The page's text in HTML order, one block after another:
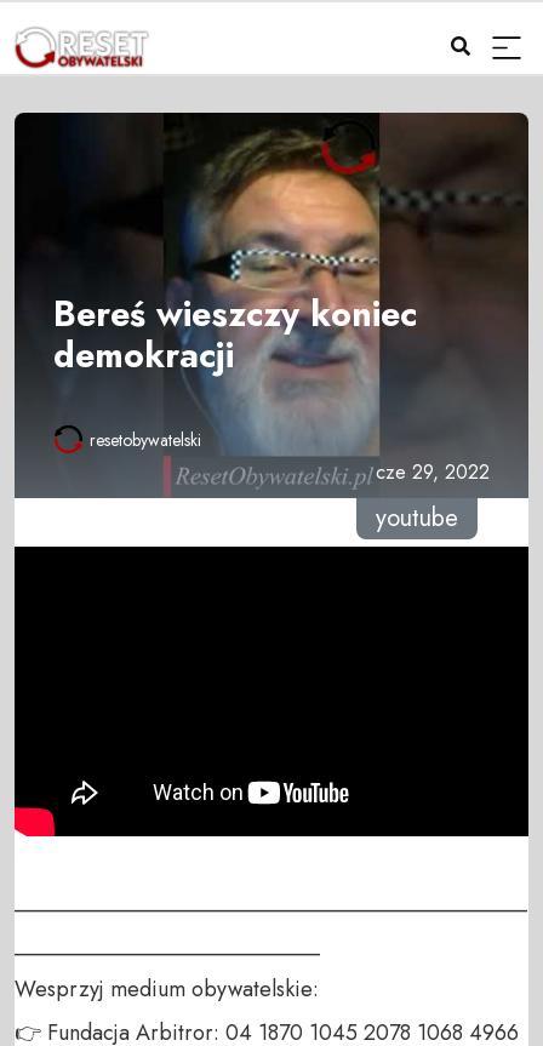
Bereś wieszczy koniec
demokracji
resetobywatelski
cze 29, 2022
youtube
_______________________________________________
____________________________
Wesprzyj medium obywatelskie:
👉 Fundacja Arbitror: 04 1870 1045 2078 1068 4966